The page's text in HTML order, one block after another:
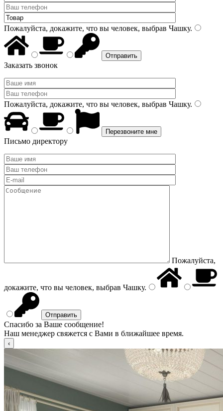
Пожалуйста, докажите, что вы человек, выбрав Чашку.
Заказать звонок
Пожалуйста, докажите, что вы человек, выбрав Чашку.
Письмо директору
Пожалуйста,
докажите, что вы человек, выбрав Чашку.
Спасибо за Ваше сообщение!
Наш менеджер свяжется с Вами в ближайшее время.